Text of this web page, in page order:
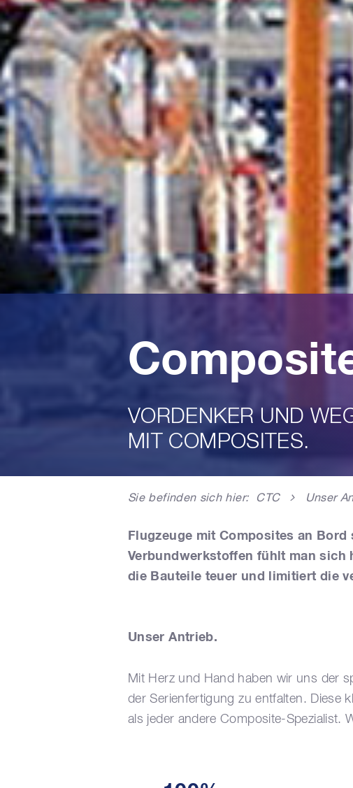
VORDENKER UND
MIT COMPOSITES.
Sie befinden sich hier: CTC Unser
Flugzeuge mit Composites an
Verbundwerkstoffen fühlt man sich
die Bauteile teuer und limitiert die
Unser Antrieb.
Mit Herz und Hand haben wir uns der
der Serienfertigung zu entfalten. Diese
als jeder andere Composite-Spezialist.